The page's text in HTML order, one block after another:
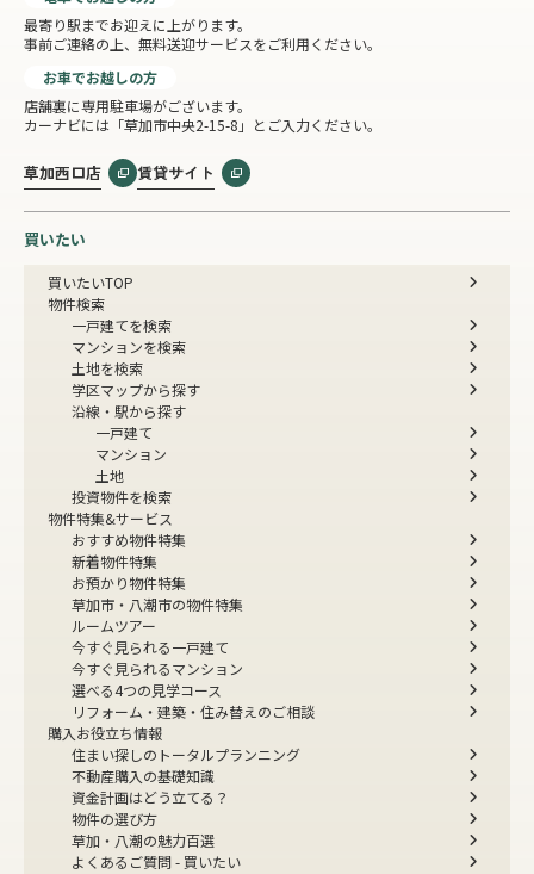
最寄り駅までお迎えに上がります。
事前ご連絡の上、無料送迎サービスをご利用ください。
お車でお越しの方
店舗裏に専用駐車場がございます。
カーナビには「草加市中央2-15-8」とご入力ください。
草加西口店 賃貸サイト
買いたい
買いたいTOP
物件検索
一戸建てを検索
マンションを検索
土地を検索
学区マップから探す
沿線・駅から探す
一戸建て
マンション
土地
投資物件を検索
物件特集&サービス
おすすめ物件特集
新着物件特集
お預かり物件特集
草加市・八潮市の物件特集
ルームツアー
今すぐ見られる一戸建て
今すぐ見られるマンション
選べる4つの見学コース
リフォーム・建築・住み替えのご相談
購入お役立ち情報
住まい探しのトータルプランニング
不動産購入の基礎知識
資金計画はどう立てる？
物件の選び方
草加・八潮の魅力百選
よくあるご質問 - 買いたい